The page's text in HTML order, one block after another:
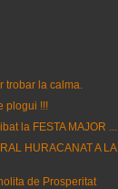
trobar la calma.
plogui !!!
la FESTA MAJOR ...
HURACANAT A LA
de Prosperitat